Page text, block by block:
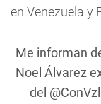
en Venezuela y
Me informan
Noel Álvarez
del